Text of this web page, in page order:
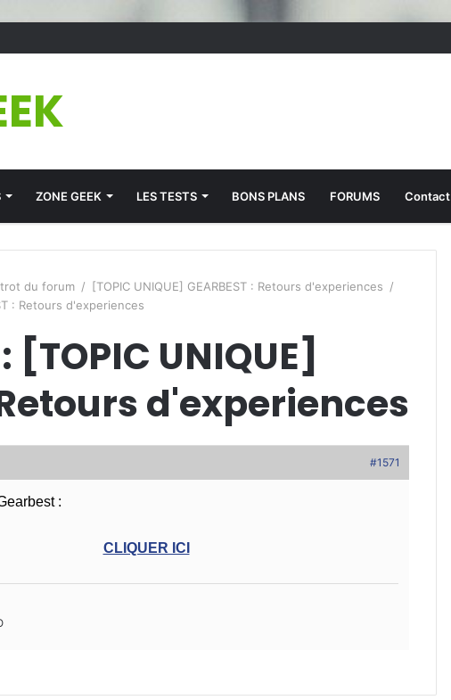
ZONE GEEK LES TESTS BONS PLANS FORUMS Contact
du forum / [TOPIC UNIQUE] GEARBEST : Retours d'experiences /
: Retours d'experiences
UNIQUE]
Retours d'experiences
#1571
:
CLIQUER ICI